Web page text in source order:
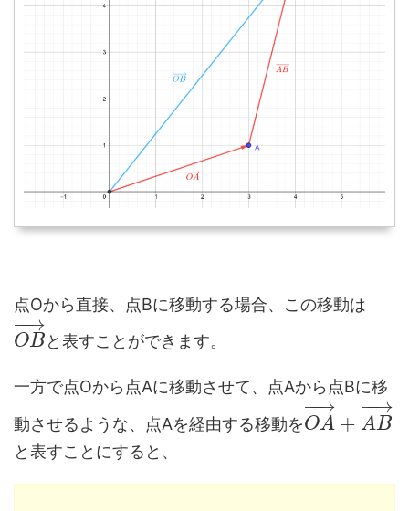
点Oから直接、点Bに移動する場合、この移動は
OB
−→
−
と表すことができます。
一方で点Oから点Aに移動させて、点Aから点Bに移
動させるような、点Aを経由する移動をOA
−→
−
+ AB
−→
−
と表すことにすると、